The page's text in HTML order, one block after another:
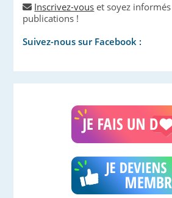
Inscrivez-vous et soyez
publications !
Suivez-nous sur Facebook :